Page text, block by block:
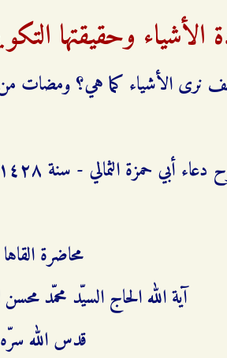
الأشياء وحقيقتها
نرى الأشياء كما هي؟ ومضات من
أبي حمزة الثمالي - سنة ۱٤٢۸ هـ - الجلسة الرابعة عشرة
محاضرة القاها
آية الله الحاج السيّد محمّد
قدس الله سرّه